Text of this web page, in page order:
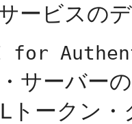
ービスの
for
サーバー
トークン